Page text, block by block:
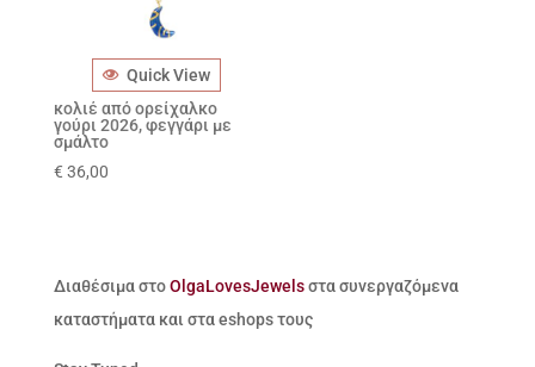
Quick View
κολιέ από ορείχαλκο
γούρι 2026, φεγγάρι με
σμάλτο
€ 36,00
Διαθέσιμα στοOlgaLovesJewelsστα συνεργαζόμενα
καταστήματα και στα eshops τους